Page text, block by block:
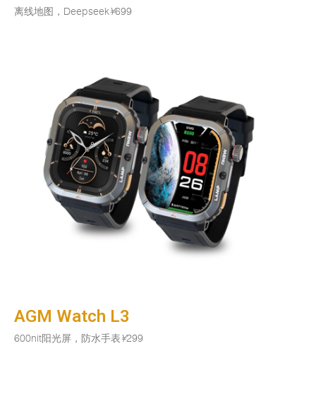
离线地图，Deepseek¥699
AGM Watch L3
600nit阳光屏，防水手表¥299